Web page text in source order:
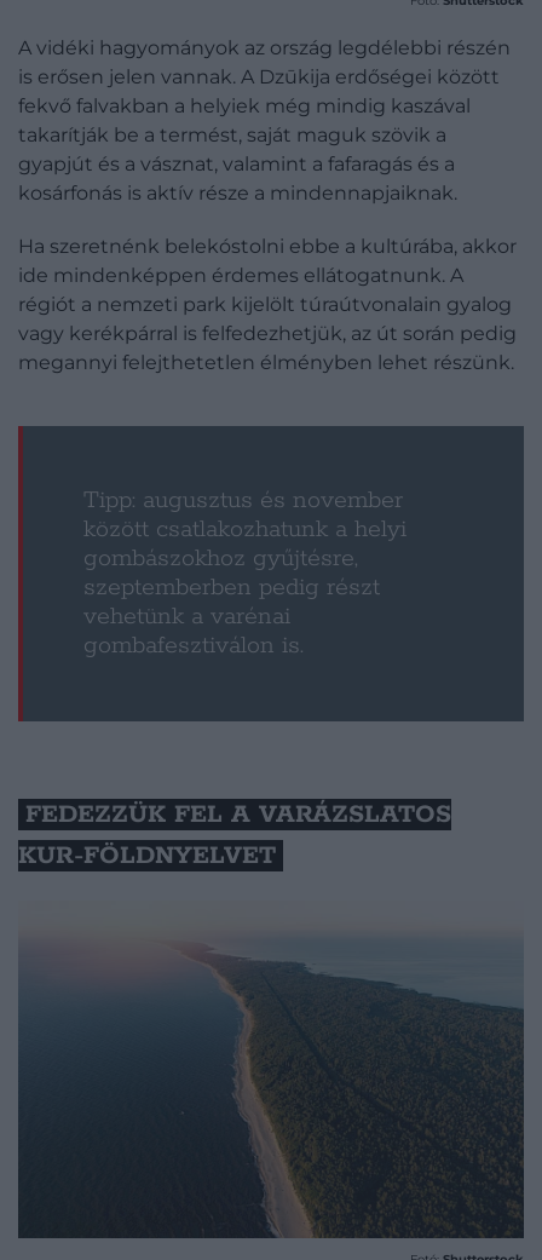
A vidéki hagyományok az ország legdélebbi részén
is erősen jelen vannak. A Dzūkija erdőségei között
fekvő falvakban a helyiek még mindig kaszával
takarítják be a termést, saját maguk szövik a
gyapjút és a vásznat, valamint a fafaragás és a
kosárfonás is aktív része a mindennapjaiknak.
Ha szeretnénk belekóstolni ebbe a kultúrába, akkor
ide mindenképpen érdemes ellátogatnunk. A
régiót a nemzeti park kijelölt túraútvonalain gyalog
vagy kerékpárral is felfedezhetjük, az út során pedig
megannyi felejthetetlen élményben lehet részünk.
Tipp: augusztus és november
között csatlakozhatunk a helyi
gombászokhoz gyűjtésre,
szeptemberben pedig részt
vehetünk a varénai
gombafesztiválon is.
FEDEZZÜK FEL A VARÁZSLATOS
KUR-FÖLDNYELVET